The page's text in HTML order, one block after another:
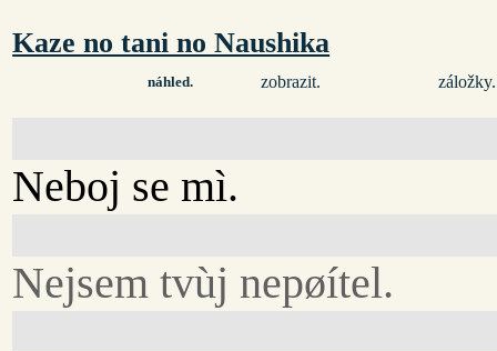
Kaze no tani no Naushika
náhled. zobrazit. záložky.
Neboj se mì.
Nejsem tvùj nepøítel.